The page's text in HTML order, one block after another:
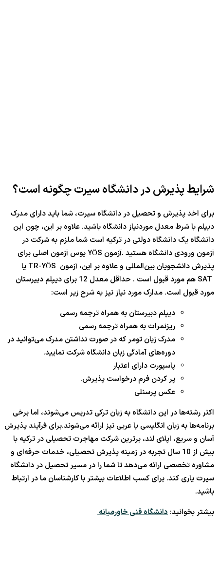
شرایط پذیرش در دانشگاه سیرت چگونه است؟
برای اخد پذیرش و تحصیل در دانشگاه سیرت، شما باید دارای مدرک
دیپلم با شرط معدل موردنیاز دانشگاه باشید. علاوه بر این، چون این
دانشگاه یک دانشگاه دولتی در ترکیه است شما ملزم به شرکت در
آزمون ورودی دانشگاه هستید .آزمون YÖS یوس آزمون اصلی برای
پذیرش دانشجویان بین‌المللی و علاوه بر این، آزمون TR-YÖS یا
SAT هم مورد قبول است . حداقل معدل 12 برای دیپلم دبیرستان
مورد قبول است. مدارک مورد نیاز نیز به شرح زیر است:
دیپلم دبیرستان به همراه ترجمه رسمی
ریزنمرات به همراه ترجمه رسمی
مدرک زبان تومر که در صورت نداشتن مدرک می‌توانید در
دوره‌های آمادگی زبان دانشگاه شرکت نمایید.
پاسپورت دارای اعتبار
پر کردن فرم درخواست پذیرش.
عکس پرسنلی
اکثر رشته‌ها در این دانشگاه به زبان ترکی تدریس می‌شوند، اما برخی
برنامه‌ها به زبان انگلیسی یا عربی نیز ارائه می‌شوند.برای فرآیند پذیرش
آسان و سریع، اپلای لند، برترین شرکت مهاجرت تحصیلی در ترکیه با
بیش از 10 سال‌ تجربه در زمینه پذیرش تحصیلی، خدمات حرفه‌ای و
مشاوره تخصصی ارائه می‌دهد تا شما را در مسیر تحصیل در دانشگاه
سیرت یاری کند. برای کسب اطلاعات بیشتر با کارشناسان ما در ارتباط
باشید.
بیشتر بخوانید: دانشگاه فنی خاورمیانه